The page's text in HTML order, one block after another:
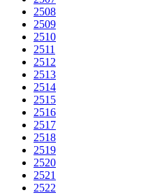
2508
2509
2510
2511
2512
2513
2514
2515
2516
2517
2518
2519
2520
2521
2522